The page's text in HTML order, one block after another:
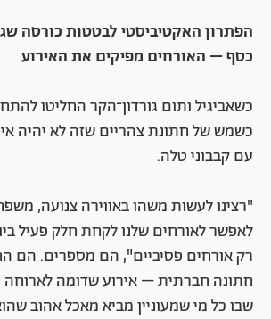
הפתרון האקטיביסטי לבטטות כורסה
כסף – האורחים מפיקים את האירוע
כשאביגיל ותום גורדון־הקר החליטו
כשמש של חתונת צהריים שזה לא יהיה
עם קבבוני טלה.
"רצינו לעשות משהו באווירה צנועה,
לאפשר לאורחים שלנו לקחת חלק פעיל
רק אורחים פסיביים", הם מספרים. הם
חתונה חברתית – אירוע שדומה
שבו כל מי שמעוניין מביא מאכל אהוב